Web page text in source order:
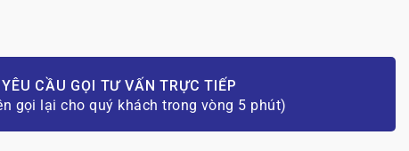
YÊU CẦU GỌI TƯ VẤN TRỰC TIẾP
gọi lại cho quý khách trong vòng 5 phút)